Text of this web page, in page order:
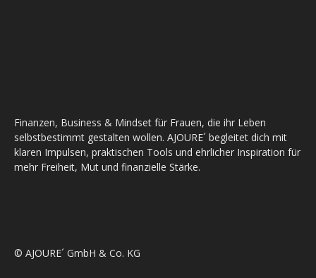
Finanzen, Business & Mindset für Frauen, die ihr Leben
selbstbestimmt gestalten wollen. AJOURE´ begleitet dich mit
klaren Impulsen, praktischen Tools und ehrlicher Inspiration für
mehr Freiheit, Mut und finanzielle Stärke.
© AJOURE´ GmbH & Co. KG